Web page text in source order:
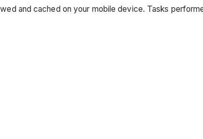
and cached on your mobile device. Tasks